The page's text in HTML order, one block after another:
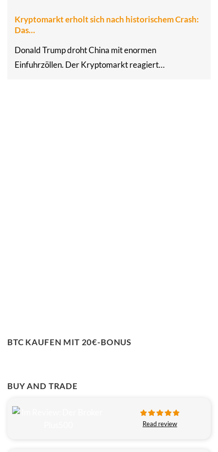
Kryptomarkt erholt sich nach historischem Crash:
Das…
Donald Trump droht China mit enormen
Einfuhrzöllen. Der Kryptomarkt reagiert…
BTC KAUFEN MIT 20€-BONUS
BUY AND TRADE
Read review